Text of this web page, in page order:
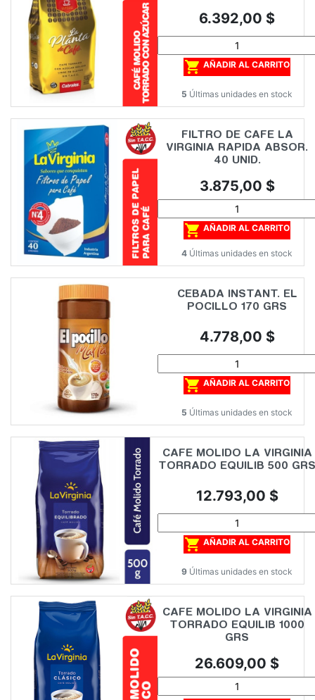
Precio
6.392,00 $
 AÑADIR AL CARRITO
5 Últimas unidades en stock
FILTRO DE CAFE LA
VIRGINIA RAPIDA ABSOR.
40 UNID.
Precio
3.875,00 $
 AÑADIR AL CARRITO
4 Últimas unidades en stock
CEBADA INSTANT. EL
POCILLO 170 GRS
Precio
4.778,00 $
 AÑADIR AL CARRITO
5 Últimas unidades en stock
CAFE MOLIDO LA VIRGINIA
TORRADO EQUILIB 500 GRS
Precio
12.793,00 $
 AÑADIR AL CARRITO
9 Últimas unidades en stock
CAFE MOLIDO LA VIRGINIA
TORRADO EQUILIB 1000
GRS
Precio
26.609,00 $